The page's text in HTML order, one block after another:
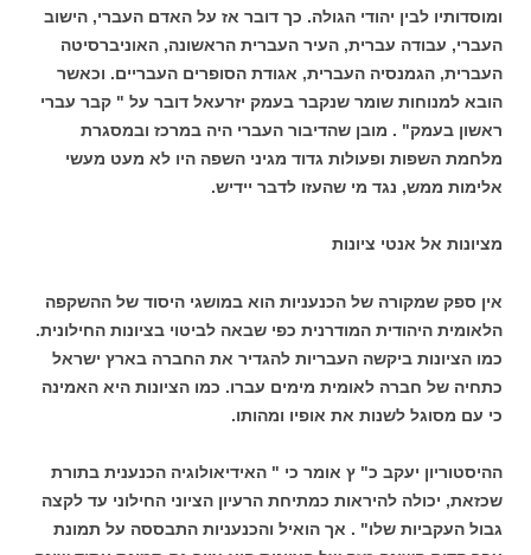
ומוסדותיו לבין יהודי הגולה. כך דובר אז על האדם העברי, הישוב
העברי, עבודה עברית, העיר העברית הראשונה, האוניברסיטה
העברית, הגמנסיה העברית, אגודת הסופרים העבריים. וכאשר
הובא למנוחות שומר שנקבר בעמק יזרעאל דובר על " קבר עברי
ראשון בעמק" . מובן שהדיבור העברי היה במרכז ובמסגרת
מלחמת השפות ופעולות גדוד מגיני השפה היו לא מעט מעשי
אלימות ממש, נגד מי שהעזו לדבר יידיש.
מציונות אל אנטי ציונות
אין ספק שמקורה של הכנעניות הוא במושגי היסוד של ההשקפה
הלאומית היהודית המודרנית כפי שבאה לביטוי בציונות החילונית.
כמו הציונות ביקשה העבריות להגדיר את החברה בארץ ישראל
כתחיה של חברה לאומית מימים עברו. כמו הציונות היא האמינה
כי עם מסוגל לשנות את אופיו ומהותו.
ההיסטוריון יעקב כ" ץ אומר כי " האידיאולוגיה הכנענית בתורת
שכזאת, יכולה להיראות כמתיחת הרעיון הציוני החילוני עד לקצה
גבול העקביות שלו" . אך הואיל והכנעניות התבססה על תמונת